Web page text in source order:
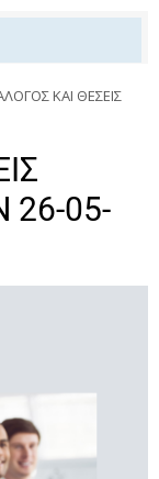
ΚΑΙ ΘΕΣΕΙΣ
26-05-